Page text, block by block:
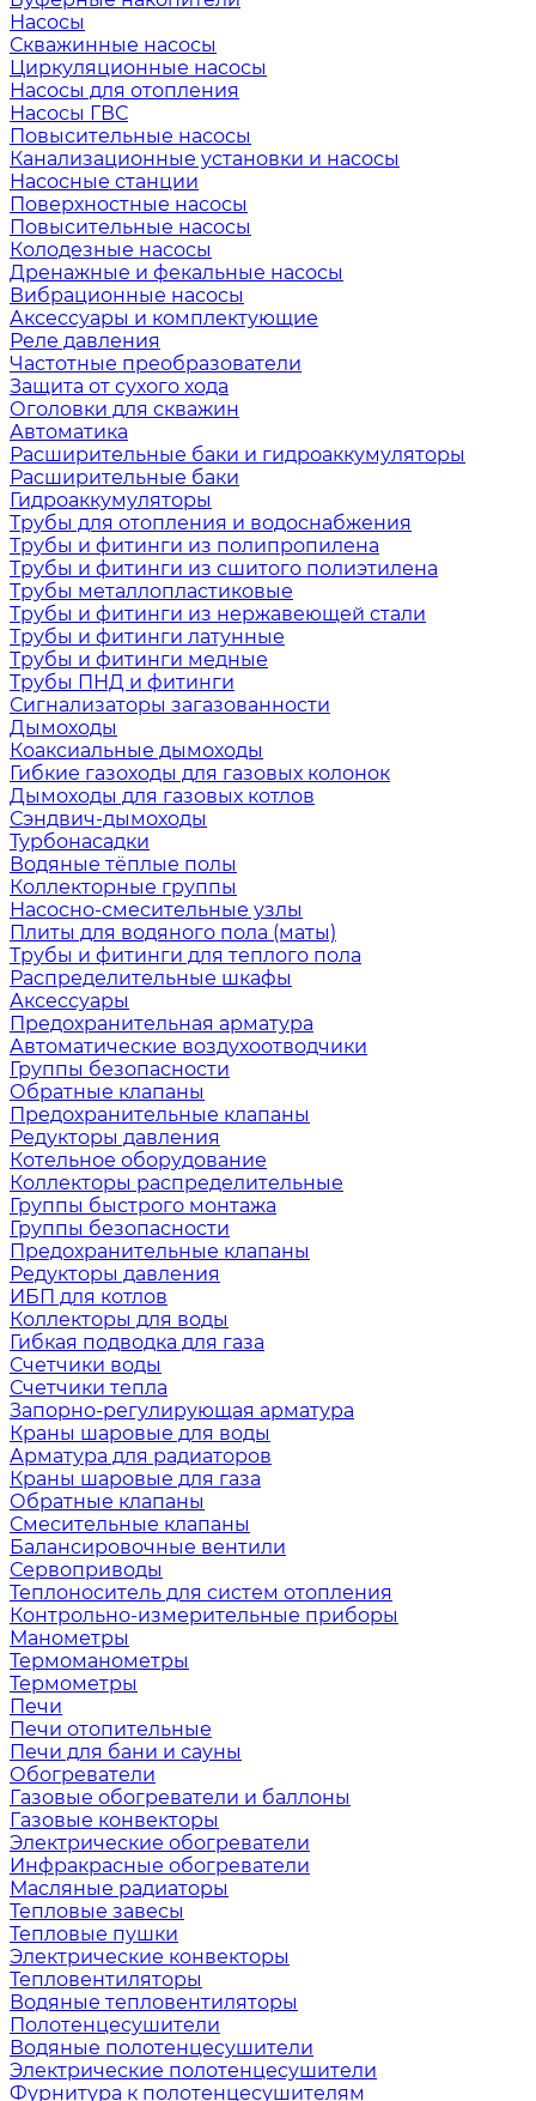
Насосы
Скважинные насосы
Циркуляционные насосы
Насосы для отопления
Насосы ГВС
Повысительные насосы
Канализационные установки и насосы
Насосные станции
Поверхностные насосы
Повысительные насосы
Колодезные насосы
Дренажные и фекальные насосы
Вибрационные насосы
Аксессуары и комплектующие
Реле давления
Частотные преобразователи
Защита от сухого хода
Оголовки для скважин
Автоматика
Расширительные баки и гидроаккумуляторы
Расширительные баки
Гидроаккумуляторы
Трубы для отопления и водоснабжения
Трубы и фитинги из полипропилена
Трубы и фитинги из сшитого полиэтилена
Трубы металлопластиковые
Трубы и фитинги из нержавеющей стали
Трубы и фитинги латунные
Трубы и фитинги медные
Трубы ПНД и фитинги
Сигнализаторы загазованности
Дымоходы
Коаксиальные дымоходы
Гибкие газоходы для газовых колонок
Дымоходы для газовых котлов
Сэндвич-дымоходы
Турбонасадки
Водяные тёплые полы
Коллекторные группы
Насосно-смесительные узлы
Плиты для водяного пола (маты)
Трубы и фитинги для теплого пола
Распределительные шкафы
Аксессуары
Предохранительная арматура
Автоматические воздухоотводчики
Группы безопасности
Обратные клапаны
Предохранительные клапаны
Редукторы давления
Котельное оборудование
Коллекторы распределительные
Группы быстрого монтажа
Группы безопасности
Предохранительные клапаны
Редукторы давления
ИБП для котлов
Коллекторы для воды
Гибкая подводка для газа
Счетчики воды
Счетчики тепла
Запорно-регулирующая арматура
Краны шаровые для воды
Арматура для радиаторов
Краны шаровые для газа
Обратные клапаны
Смесительные клапаны
Балансировочные вентили
Сервоприводы
Теплоноситель для систем отопления
Контрольно-измерительные приборы
Манометры
Термоманометры
Термометры
Печи
Печи отопительные
Печи для бани и сауны
Обогреватели
Газовые обогреватели и баллоны
Газовые конвекторы
Электрические обогреватели
Инфракрасные обогреватели
Масляные радиаторы
Тепловые завесы
Тепловые пушки
Электрические конвекторы
Тепловентиляторы
Водяные тепловентиляторы
Полотенцесушители
Водяные полотенцесушители
Электрические полотенцесушители
Фурнитура к полотенцесушителям